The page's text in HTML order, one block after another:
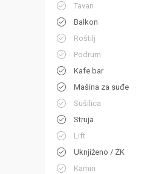
Tavan
Balkon
Roštilj
Podrum
Kafe bar
Mašina za suđe
Sušilica
Struja
Lift
Uknjiženo / ZK
Kamin